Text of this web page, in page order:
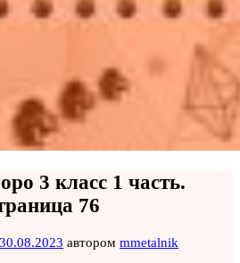
3 класс 1 часть.
76
30.08.2023 автором mmetalnik